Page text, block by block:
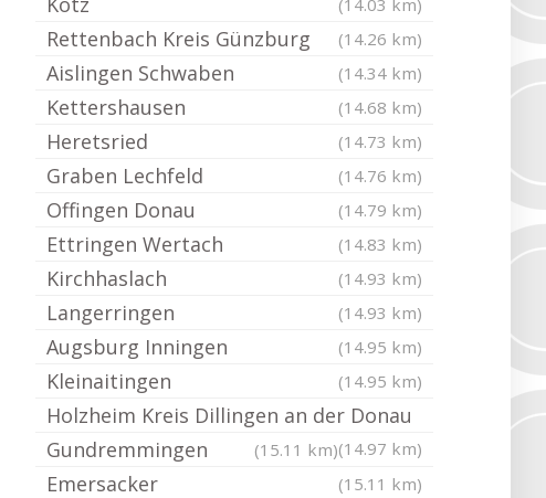
(14.03 km)
Rettenbach Kreis Günzburg (14.26 km)
Aislingen Schwaben (14.34 km)
Kettershausen (14.68 km)
Heretsried (14.73 km)
Graben Lechfeld (14.76 km)
Offingen Donau (14.79 km)
Ettringen Wertach (14.83 km)
Kirchhaslach (14.93 km)
Langerringen (14.93 km)
Augsburg Inningen (14.95 km)
Kleinaitingen (14.95 km)
Holzheim Kreis Dillingen an der Donau
(14.97 km)
Gundremmingen (15.11 km)
Emersacker (15.11 km)